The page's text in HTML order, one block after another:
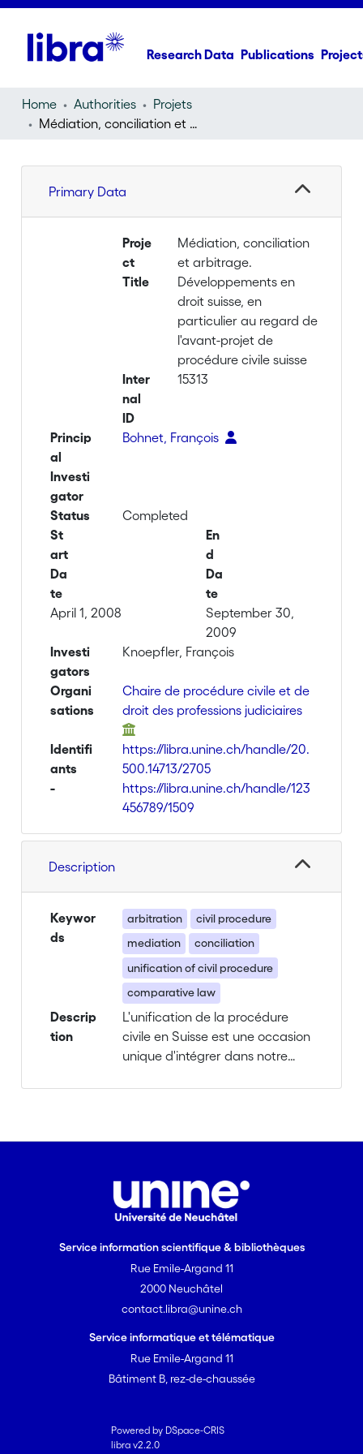
Research Data Publications
Home Authorities
Projets
Médiation, conciliation et arbitrage. Développements en droit suisse, en particulier au regard de l'avant-projet de procédure civile suisse
Primary Data
Proje
ct
Title
Médiation, conciliation
et arbitrage.
Développements en
droit suisse, en
particulier au regard de
l'avant-projet de
procédure civile suisse
Inter
nal
ID
15313
Princip
al
Investi
gator
Bohnet, François
Status
Completed
St
art
Da
te
April 1, 2008
En
d
Da
te
September 30,
2009
Investi
gators
Knoepfler, François
Organi
sations
Chaire de procédure civile et de
droit des professions judiciaires
Identifi
ants
https://libra.unine.ch/handle/20.
500.14713/2705
-
https://libra.unine.ch/handle/123
456789/1509
Description
Keywor
ds
arbitration
civil procedure
mediation
conciliation
unification of civil procedure
comparative law
Descrip
tion
L'unification de la procédure
civile en Suisse est une occasion
unique d'intégrer dans notre
qu'ils s'intègrent dans les
mécanismes mis sur pied par
justiciables d'obtenir la
consécration de leurs droits et
les complètent utilement. Il
propose une analyse critiques
Service information scientifique & bibliothèques
Rue Emile-Argand 11
2000 Neuchâtel
contact.libra@unine.ch
Service informatique et télématique
Rue Emile-Argand 11
Bâtiment B, rez-de-chaussée
Powered by DSpace-CRIS
libra v2.2.0